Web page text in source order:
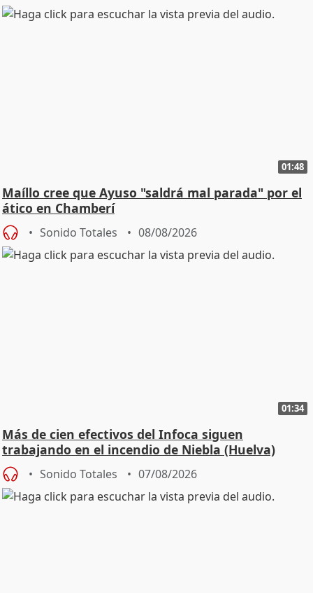
01:48
Maíllo cree que Ayuso "saldrá mal parada" por el
ático en Chamberí
Sonido Totales 08/08/2026
01:34
Más de cien efectivos del Infoca siguen
trabajando en el incendio de Niebla (Huelva)
Sonido Totales 07/08/2026